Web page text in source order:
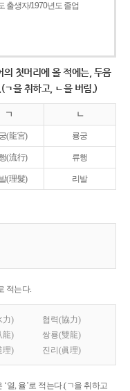
출생자/1970년도 졸업
의 첫머리에 올 적에는, 두음
ㄱ을 취하고, ㄴ을 버림.)
ㄱ ㄴ
(龍宮) 룡궁
(流行) 류행
(理髮) 리발
적는다.
力)
협력(協力)
龍)
쌍룡(雙龍)
理) 진리(眞理)
‘열, 율’로 적는다.(ㄱ을 취하고